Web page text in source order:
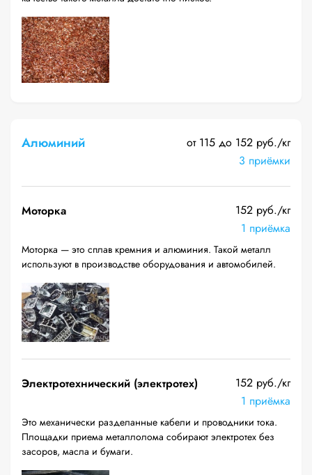
Алюминий
от 115 до 152 руб./кг
3 приёмки
Моторка
152 руб./кг
1 приёмка
Моторка — это сплав кремния и алюминия. Такой металл
используют в производстве оборудования и автомобилей.
Электротехнический (электротех)
152 руб./кг
1 приёмка
Это механически разделанные кабели и проводники тока.
Площадки приема металлолома собирают электротех без
засоров, масла и бумаги.